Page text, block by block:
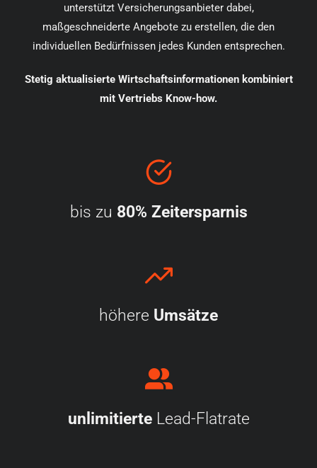
unterstützt Versicherungsanbieter dabei,
maßgeschneiderte Angebote zu erstellen, die den
individuellen Bedürfnissen jedes Kunden entsprechen.
Stetig aktualisierte Wirtschaftsinformationen kombiniert
mit Vertriebs Know-how.
bis zu 80% Zeitersparnis
höhere Umsätze
unlimitierteLead-Flatrate